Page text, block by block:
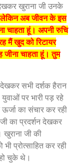
खुराना जी उनके
लेकिन अब जीवन के इस
चाहता हूं। अपनी रुचि
मैं खुद को रिटायर
चाहता हूं। तुम
सभी दर्शक हैरान
पर भारी पड़ रहे
का संचार कर रही
का प्रदर्शन देखकर
खुराना जी की
प्रोत्साहित कर रही
चुके थे।